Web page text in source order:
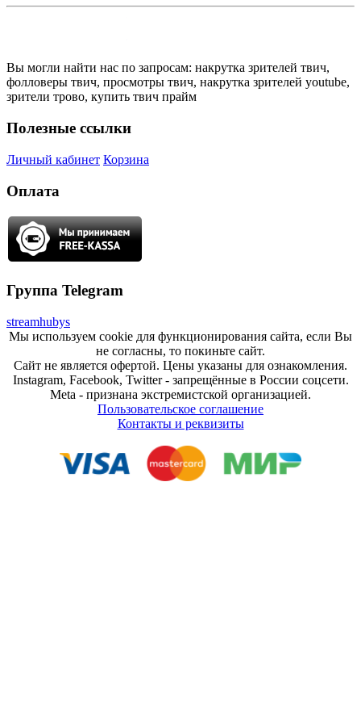
Вы могли найти нас по запросам: накрутка зрителей твич,
фолловеры твич, просмотры твич, накрутка зрителей youtube,
зрители трово, купить твич прайм
Полезные ссылки
Личный кабинет Корзина
Оплата
Группа Telegram
streamhubys
Мы используем cookie для функционирования сайта, если Вы
не согласны, то покиньте сайт.
Сайт не является офертой. Цены указаны для ознакомления.
Instagram, Facebook, Twitter - запрещённые в России соцсети.
Meta - признана экстремистской организацией.
Пользовательское соглашение
Контакты и реквизиты